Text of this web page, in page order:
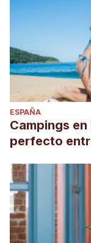
ESPAÑA
Campings
perfecto